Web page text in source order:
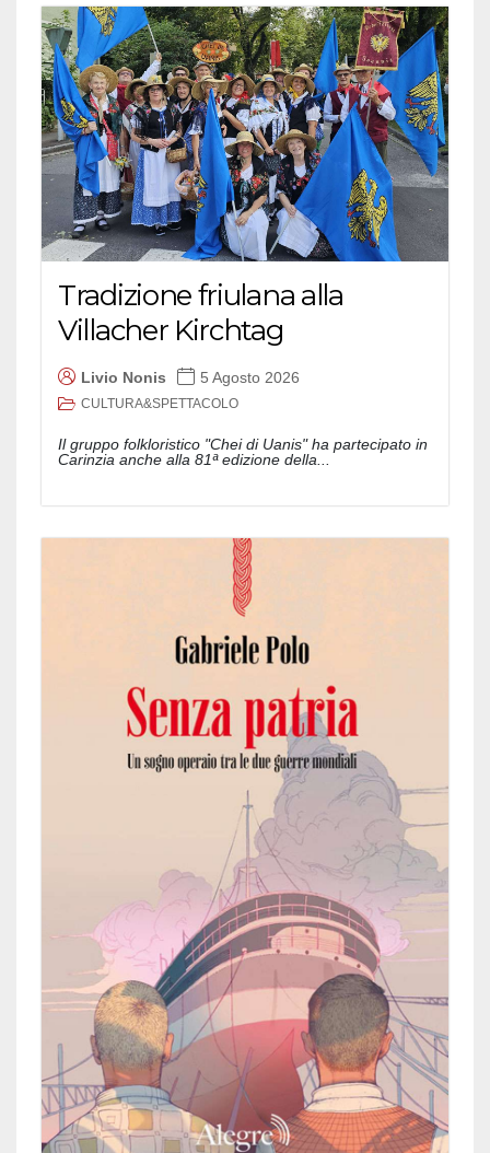
Tradizione friulana alla
Villacher Kirchtag
Livio Nonis 5 Agosto 2026
CULTURA&SPETTACOLO
Il gruppo folkloristico "Chei di Uanis" ha partecipato in
Carinzia anche alla 81ª edizione della...